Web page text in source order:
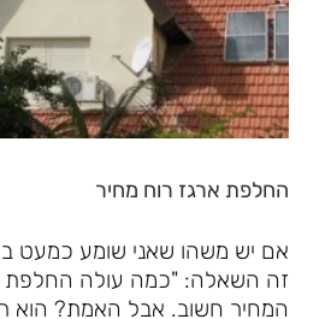
החלפת ארגז רוח מחיר
אם יש משהו שאני שומע כמעט
זה השאלה: "כמה עולה החלפת
המחיר חשוב. אבל האמת? הוא